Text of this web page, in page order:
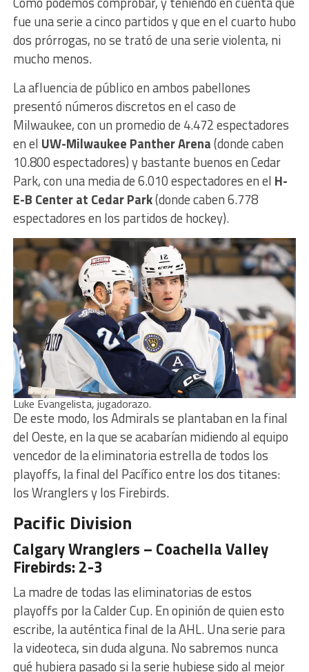
fue una serie a cinco partidos y que en el cuarto hubo
dos prórrogas, no se trató de una serie violenta, ni
mucho menos.
La afluencia de público en ambos pabellones
presentó números discretos en el caso de
Milwaukee, con un promedio de 4.472 espectadores
en el UW-Milwaukee Panther Arena(donde caben
10.800 espectadores) y bastante buenos en Cedar
Park, con una media de 6.010 espectadores en el H-
E-B Center at Cedar Park(donde caben 6.778
espectadores en los partidos de hockey).
Luke Evangelista, jugadorazo.
De este modo, los Admirals se plantaban en la final
del Oeste, en la que se acabarían midiendo al equipo
vencedor de la eliminatoria estrella de todos los
playoffs, la final del Pacífico entre los dos titanes:
los Wranglers y los Firebirds.
Pacific Division
Calgary Wranglers – Coachella Valley
Firebirds: 2-3
La madre de todas las eliminatorias de estos
playoffs por la Calder Cup. En opinión de quien esto
escribe, la auténtica final de la AHL. Una serie para
la videoteca, sin duda alguna. No sabremos nunca
qué hubiera pasado si la serie hubiese sido al mejor